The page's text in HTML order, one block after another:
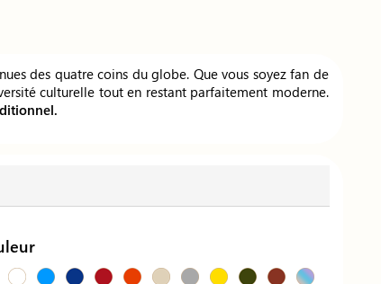
des quatre coins du globe. Que vous soyez fan de
culturelle tout en restant parfaitement moderne.